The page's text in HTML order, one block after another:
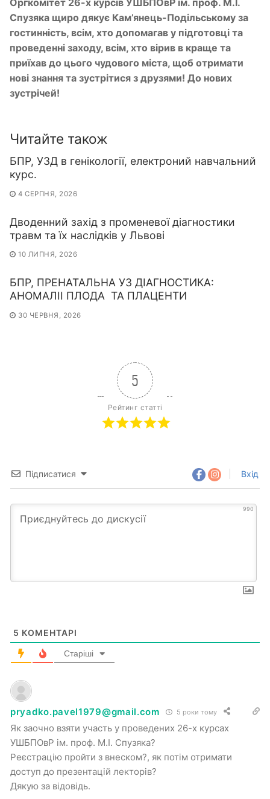
Спузяка щиро дякує Кам’янець-Подільському за
гостинність, всім, хто допомагав у підготовці та
проведенні заходу, всім, хто вірив в краще та
приїхав до цього чудового міста, щоб отримати
нові знання та зустрітися з друзями! До нових
зустрічей!
Читайте також
БПР, УЗД в генікології, електроний навчальний
курс.
4 СЕРПНЯ, 2026
Дводенний захід з променевої діагностики
травм та їх наслідків у Львові
10 ЛИПНЯ, 2026
БПР, ПРЕНАТАЛЬНА УЗ ДІАГНОСТИКА:
АНОМАЛІІ ПЛОДА ТА ПЛАЦЕНТИ
30 ЧЕРВНЯ, 2026
5
Рейтинг статті
Підписатися Вхід
990
5 КОМЕНТАРІ
Старіші
pryadko.pavel1979@gmail.com 5 роки тому
Як заочно взяти участь у проведених 26-х курсах
УШБПОвР ім. проф. М.І. Спузяка?
Реєстрацію пройти з внеском?, як потім отримати
доступ до презентацій лекторів?
Дякую за відовідь.